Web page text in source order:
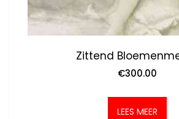
Zittend
€300.00
LEES MEER